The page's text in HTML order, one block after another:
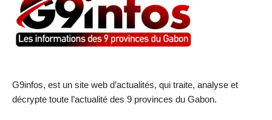
G9infos, est un site web d’actualités, qui traite, analyse et
décrypte toute l’actualité des 9 provinces du Gabon.